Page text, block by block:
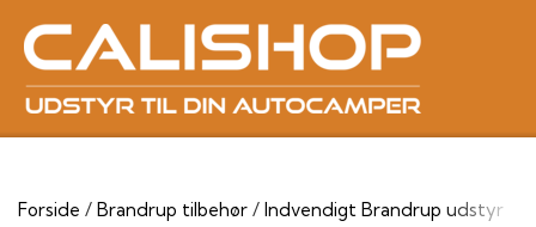
Forside Brandrup tilbehør Indvendigt Brandrup udstyr